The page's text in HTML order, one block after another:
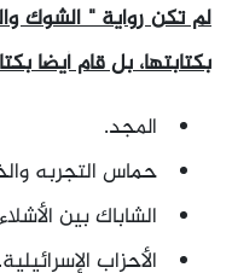
لم تكن رواية " الشوك
بكتابتها، بل قام أيضا
المجد.
حماس التجربه
الشاباك بين
الأحزاب الإسرائيلية.